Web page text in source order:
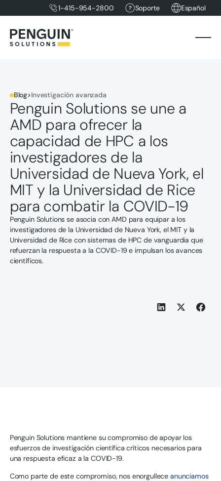
1-415-954-2800 Soporte Español
Blog>Investigación avanzada
Penguin Solutions se une a
AMD para ofrecer la
capacidad de HPC a los
investigadores de la
Universidad de Nueva York, el
MIT y la Universidad de Rice
para combatir la COVID-19
Penguin Solutions se asocia con AMD para equipar a los
investigadores de la Universidad de Nueva York, el MIT y la
Universidad de Rice con sistemas de HPC de vanguardia que
refuerzan la respuesta a la COVID-19 e impulsan los avances
científicos.
Penguin Solutions mantiene su compromiso de apoyar los
esfuerzos de investigación científica críticos necesarios para
una respuesta eficaz a la COVID-19.
Como parte de este compromiso, nos enorgullece anunciamos